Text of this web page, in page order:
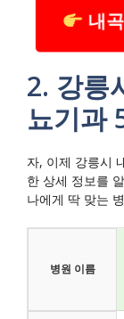
내
2. 강릉
뇨기과
자, 이제 강릉시
한 상세 정보를
나에게 딱 맞는
병원 이름